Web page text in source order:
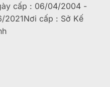
cấp : 06/04/2004 -
2021Nơi cấp : Sở Kế